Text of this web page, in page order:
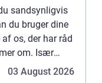
sandsynligvis
du bruger dine
os, der har råd
om. Især
bil og maskiner
03 August 2026